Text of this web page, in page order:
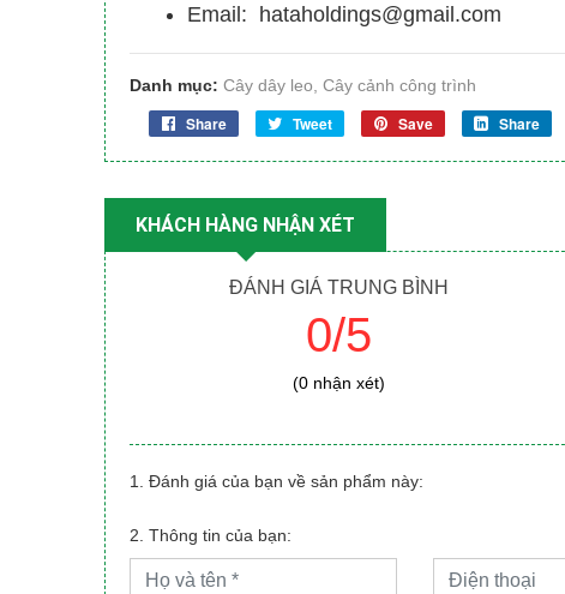
Email: hataholdings@gmail.com
Danh mục: Cây dây leo Cây cảnh công trình
Share Tweet Save Share
KHÁCH HÀNG NHẬN XÉT
ĐÁNH GIÁ TRUNG BÌNH
0/5
(0 nhận xét)
1. Đánh giá của bạn về sản phẩm này:
2. Thông tin của bạn: